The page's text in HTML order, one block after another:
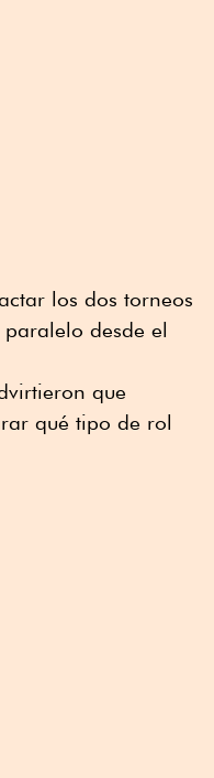
los dos torneos
desde el
que
qué tipo de rol